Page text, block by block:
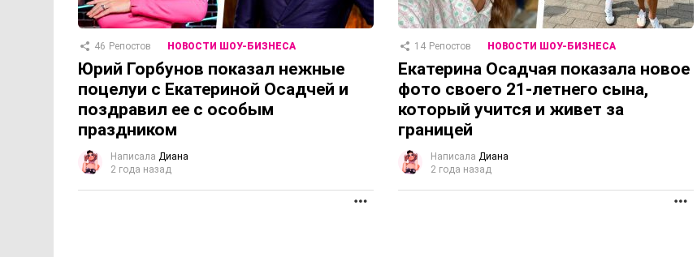
46 Репостов НОВОСТИ ШОУ-БИЗНЕСА
Юрий Горбунов показал нежные
поцелуи с Екатериной Осадчей и
поздравил ее с особым
праздником
Написала Диана
2 года назад
14 Репостов НОВОСТИ ШОУ-БИЗНЕСА
Екатерина Осадчая показала новое
фото своего 21-летнего сына,
который учится и живет за
границей
Написала Диана
2 года назад